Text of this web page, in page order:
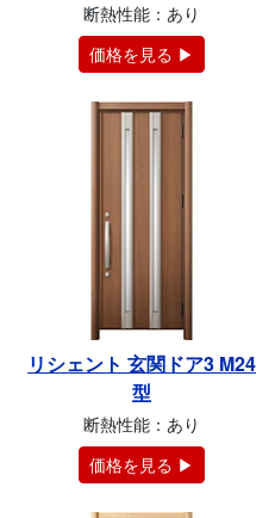
断熱性能：あり
価格を見る ▶
リシェント 玄関ドア3 M24
型
断熱性能：あり
価格を見る ▶